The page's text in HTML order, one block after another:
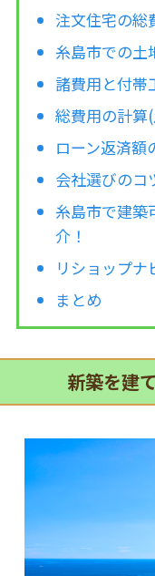
注文住宅の総
糸島市での土
諸費用と付帯
総費用の計算
ローン返済額
会社選びのコ
糸島市で建築
介！
リショップナ
まとめ
新築を建